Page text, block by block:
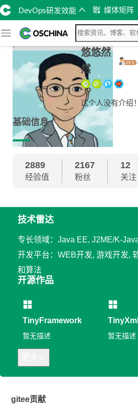
DevOps研发效能 媒体矩阵
悠悠然
然
这个人没有介绍！
基础信息
2889
经验值
2167
粉丝
12
关注
技术雷达
专长领域：Java EE, J2ME/K-
开发平台：WEB开发, 游戏开发,
和算法
开源作品
TinyFramework
暂无描述 暂无描述
gitee贡献